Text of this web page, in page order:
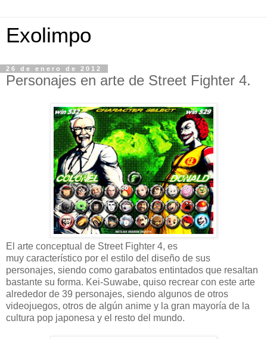
Exolimpo
26 de enero de 2012
Personajes en arte de Street Fighter 4.
El arte conceptual de Street Fighter 4, es
muy característico por el estilo del diseño de sus
personajes, siendo como garabatos entintados que resaltan
bastante su forma. Kei-Suwabe, quiso recrear con este arte
alrededor de 39 personajes, siendo algunos de otros
videojuegos, otros de algún anime y la gran mayoría de la
cultura pop japonesa y el resto del mundo.